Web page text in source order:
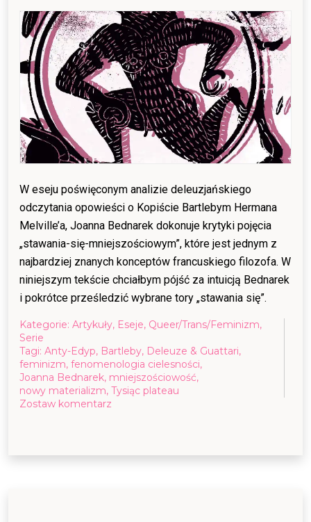
24/03/202518/02/2026
W eseju poświęconym analizie deleuzjańskiego
odczytania opowieści o Kopiście Bartlebym Hermana
Melville’a, Joanna Bednarek dokonuje krytyki pojęcia
„stawania-się-mniejszościowym”, które jest jednym z
najbardziej znanych konceptów francuskiego filozofa. W
niniejszym tekście chciałbym pójść za intuicją Bednarek
i pokrótce prześledzić wybrane tory „stawania się”.
Kategorie: Artykuły, Eseje, Queer/Trans/Feminizm,
Serie
Tagi: Anty-Edyp, Bartleby, Deleuze & Guattari,
feminizm, fenomenologia cielesności,
Joanna Bednarek, mniejszościowość,
nowy materializm, Tysiąc plateau
Zostaw komentarz
się